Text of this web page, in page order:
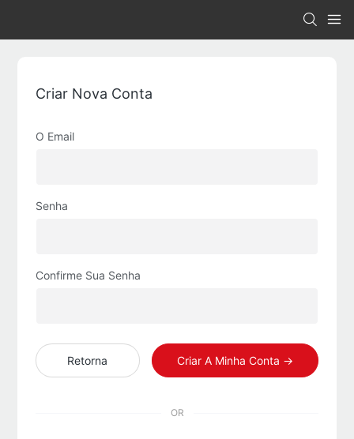
Criar Nova Conta
O Email
Senha
Confirme Sua Senha
Retorna Criar A Minha Conta →
OR